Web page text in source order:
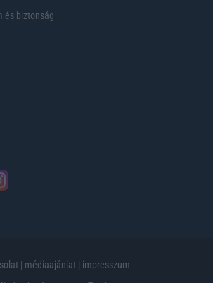
és biztonság
| médiaajánlat | impresszum